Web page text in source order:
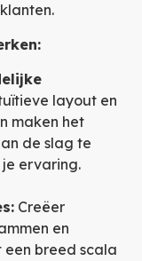
layout en
maken het
de slag te
ervaring.
Creëer
en
een breed scala